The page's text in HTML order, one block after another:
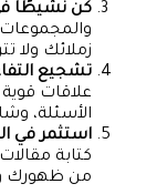
كن نشيطًا
زملائك ولا
تشجيع
علاقات
الأسئلة،
استثمر في
كتابة
من ظهورك